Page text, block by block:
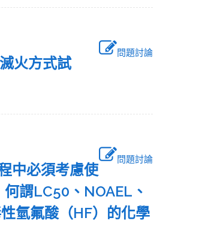
問題討論
火方式試
問題討論
中必須考慮使
謂LC50、NOAEL、
氫氟酸（HF）的化學